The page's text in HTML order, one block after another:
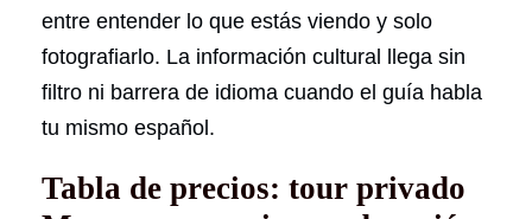
entre entender lo que estás viendo y solo
fotografiarlo. La información cultural llega sin
filtro ni barrera de idioma cuando el guía habla
tu mismo español.
Tabla de precios: tour privado